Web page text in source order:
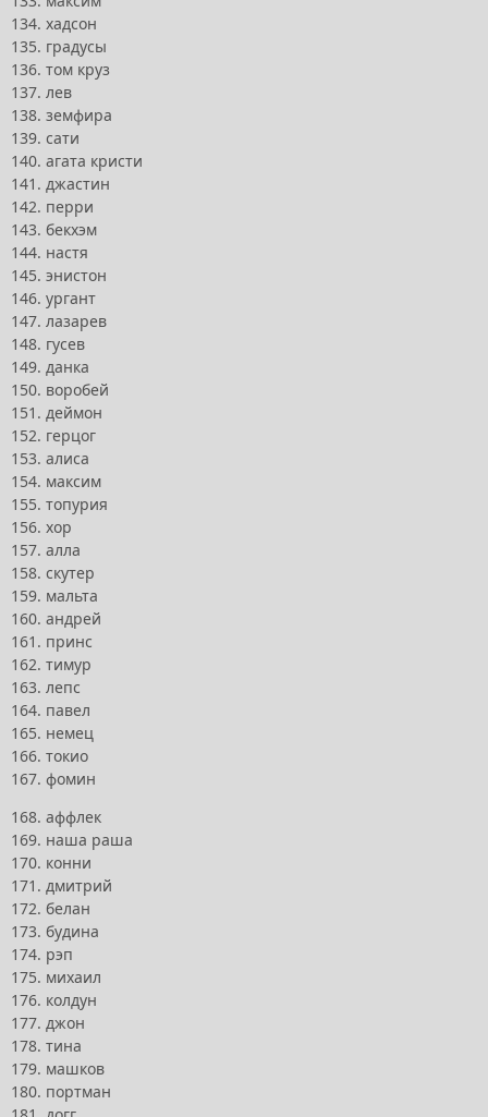
134. хадсон
135. градусы
136. том круз
137. лев
138. земфира
139. сати
140. агата кристи
141. джастин
142. перри
143. бекхэм
144. настя
145. энистон
146. ургант
147. лазарев
148. гусев
149. данка
150. воробей
151. деймон
152. герцог
153. алиса
154. максим
155. топурия
156. хор
157. алла
158. скутер
159. мальта
160. андрей
161. принс
162. тимур
163. лепс
164. павел
165. немец
166. токио
167. фомин
168. аффлек
169. наша раша
170. конни
171. дмитрий
172. белан
173. будина
174. рэп
175. михаил
176. колдун
177. джон
178. тина
179. машков
180. портман